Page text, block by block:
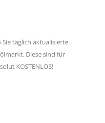
täglich aktualisierte
Diese sind für
KOSTENLOS!